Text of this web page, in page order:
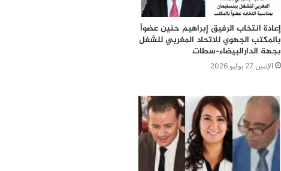
إعادة انتخاب الرفيق إبراهيم حنين عضواً
بالمكتب الجهوي للاتحاد المغربي للشغل
بجهة الدارالبيضاء–سطات
الإثنين 27 يوليو 2026